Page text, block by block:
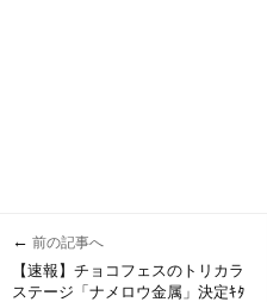
← 前の記事へ
【速報】チョコフェスのトリカラ
ステージ「ナメロウ金属」決定ｷﾀ